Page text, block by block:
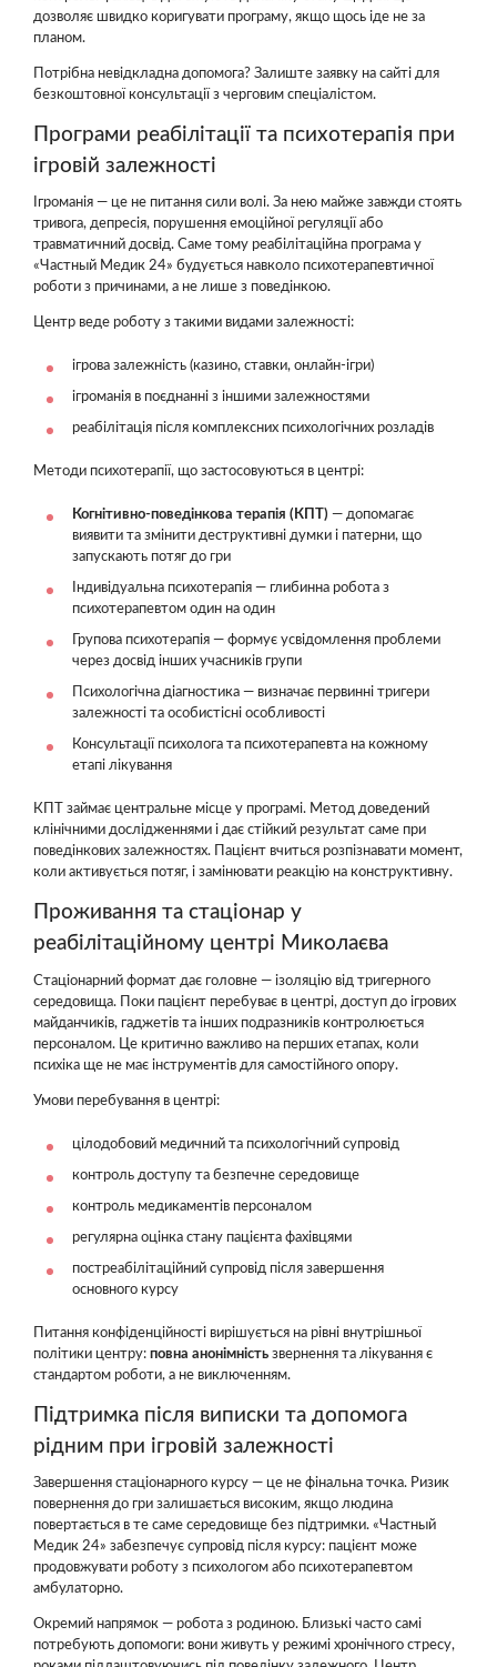
дозволяє швидко коригувати програму, якщо щось іде не за
планом.
Потрібна невідкладна допомога? Залиште заявку на сайті для
безкоштовної консультації з черговим спеціалістом.
Програми реабілітації та психотерапія при
ігровій залежності
Ігроманія — це не питання сили волі. За нею майже завжди стоять
тривога, депресія, порушення емоційної регуляції або
травматичний досвід. Саме тому реабілітаційна програма у
«Частный Медик 24» будується навколо психотерапевтичної
роботи з причинами, а не лише з поведінкою.
Центр веде роботу з такими видами залежності:
ігрова залежність (казино, ставки, онлайн-ігри)
ігроманія в поєднанні з іншими залежностями
реабілітація після комплексних психологічних розладів
Методи психотерапії, що застосовуються в центрі:
Когнітивно-поведінкова терапія (КПТ) — допомагає
виявити та змінити деструктивні думки і патерни, що
запускають потяг до гри
Індивідуальна психотерапія — глибинна робота з
психотерапевтом один на один
Групова психотерапія — формує усвідомлення проблеми
через досвід інших учасників групи
Психологічна діагностика — визначає первинні тригери
залежності та особистісні особливості
Консультації психолога та психотерапевта на кожному
етапі лікування
КПТ займає центральне місце у програмі. Метод доведений
клінічними дослідженнями і дає стійкий результат саме при
поведінкових залежностях. Пацієнт вчиться розпізнавати момент,
коли активується потяг, і замінювати реакцію на конструктивну.
Проживання та стаціонар у
реабілітаційному центрі Миколаєва
Стаціонарний формат дає головне — ізоляцію від тригерного
середовища. Поки пацієнт перебуває в центрі, доступ до ігрових
майданчиків, гаджетів та інших подразників контролюється
персоналом. Це критично важливо на перших етапах, коли
психіка ще не має інструментів для самостійного опору.
Умови перебування в центрі:
цілодобовий медичний та психологічний супровід
контроль доступу та безпечне середовище
контроль медикаментів персоналом
регулярна оцінка стану пацієнта фахівцями
постреабілітаційний супровід після завершення
основного курсу
Питання конфіденційності вирішується на рівні внутрішньої
політики центру: повна анонімність звернення та лікування є
стандартом роботи, а не виключенням.
Підтримка після виписки та допомога
рідним при ігровій залежності
Завершення стаціонарного курсу — це не фінальна точка. Ризик
повернення до гри залишається високим, якщо людина
повертається в те саме середовище без підтримки. «Частный
Медик 24» забезпечує супровід після курсу: пацієнт може
продовжувати роботу з психологом або психотерапевтом
амбулаторно.
Окремий напрямок — робота з родиною. Близькі часто самі
потребують допомоги: вони живуть у режимі хронічного стресу,